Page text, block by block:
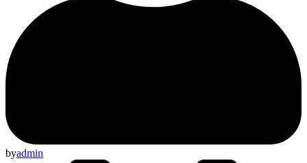
byadmin